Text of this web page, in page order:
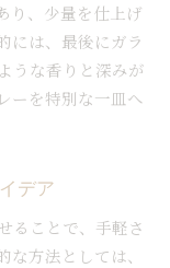
り、少量を仕上げ
には、最後にガラ
うな香りと深みが
ーを特別な一皿へ
デア
ることで、手軽さ
方法としては、